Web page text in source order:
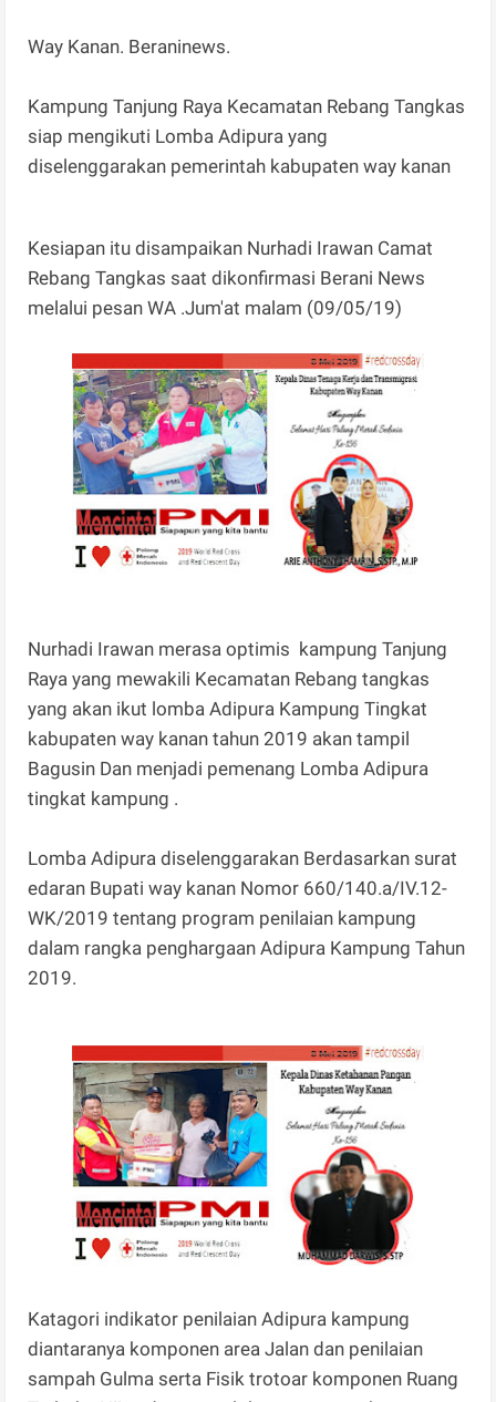
Way Kanan. Beraninews.
Kampung Tanjung Raya Kecamatan Rebang Tangkas
siap mengikuti Lomba Adipura yang
diselenggarakan pemerintah kabupaten way kanan
Kesiapan itu disampaikan Nurhadi Irawan Camat
Rebang Tangkas saat dikonfirmasi Berani News
melalui pesan WA .Jum'at malam (09/05/19)
Nurhadi Irawan merasa optimis kampung Tanjung
Raya yang mewakili Kecamatan Rebang tangkas
yang akan ikut lomba Adipura Kampung Tingkat
kabupaten way kanan tahun 2019 akan tampil
Bagusin Dan menjadi pemenang Lomba Adipura
tingkat kampung .
Lomba Adipura diselenggarakan Berdasarkan surat
edaran Bupati way kanan Nomor 660/140.a/IV.12-
WK/2019 tentang program penilaian kampung
dalam rangka penghargaan Adipura Kampung Tahun
2019.
Katagori indikator penilaian Adipura kampung
diantaranya komponen area Jalan dan penilaian
sampah Gulma serta Fisik trotoar komponen Ruang